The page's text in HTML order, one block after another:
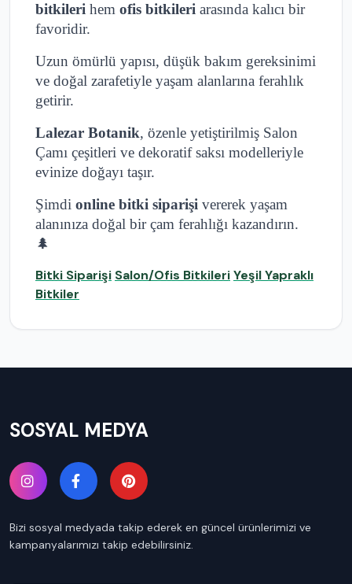
bitkileri hem ofis bitkileri arasında kalıcı bir
favoridir.
Uzun ömürlü yapısı, düşük bakım gereksinimi
ve doğal zarafetiyle yaşam alanlarına ferahlık
getirir.
Lalezar Botanik, özenle yetiştirilmiş Salon
Çamı çeşitleri ve dekoratif saksı modelleriyle
evinize doğayı taşır.
Şimdi online bitki siparişi vererek yaşam
alanınıza doğal bir çam ferahlığı kazandırın.
🌲
Bitki Siparişi Salon/Ofis BitkileriYeşil Yapraklı
Bitkiler
SOSYAL MEDYA
Bizi sosyal medyada takip ederek en güncel ürünlerimizi ve
kampanyalarımızı takip edebilirsiniz.